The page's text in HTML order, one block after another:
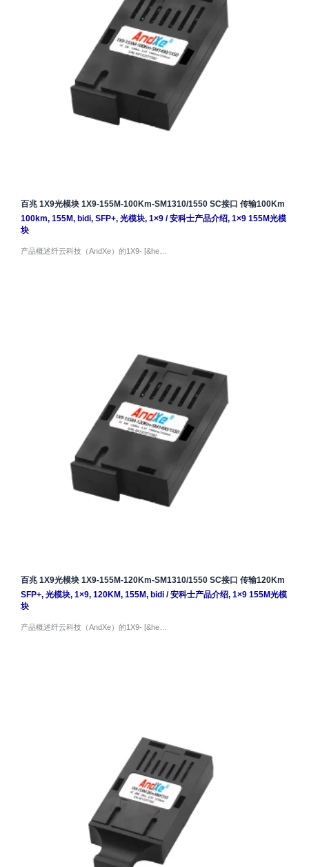
百兆 1X9光模块 1X9-155M-100Km-SM1310/1550 SC接口 传输100Km
100km, 155M, bidi, SFP+, 光模块, 1×9/安科士产品介绍, 1×9 155M光模
块
产品概述纤云科技（AndXe）的1X9- [&he…
百兆 1X9光模块 1X9-155M-120Km-SM1310/1550 SC接口 传输120Km
SFP+, 光模块, 1×9, 120KM, 155M, bidi/安科士产品介绍, 1×9 155M光模
块
产品概述纤云科技（AndXe）的1X9- [&he…